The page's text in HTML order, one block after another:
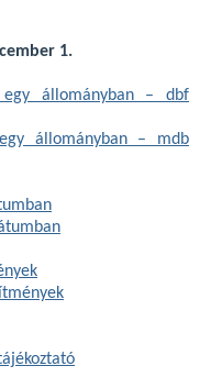
1.
egy állományban – dbf
egy állományban – mdb